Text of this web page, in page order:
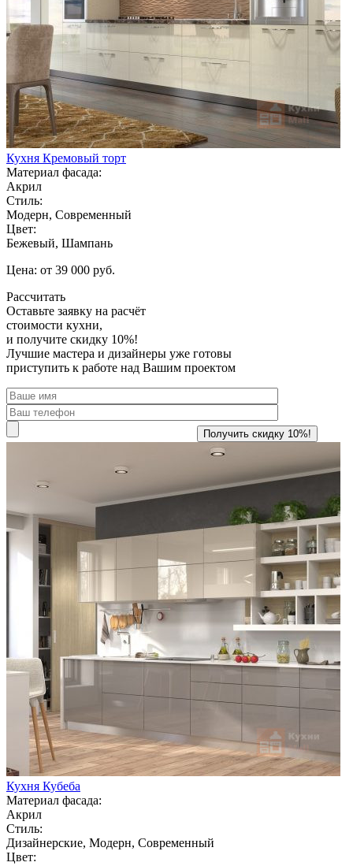
Кухня Кремовый торт
Материал фасада:
Акрил
Стиль:
Модерн, Современный
Цвет:
Бежевый, Шампань
Цена: от 39 000 руб.
Рассчитать
Оставьте заявку на расчёт
стоимости кухни,
и получите скидку 10%!
Лучшие мастера и дизайнеры уже готовы
приступить к работе над Вашим проектом
Кухня Кубеба
Материал фасада:
Акрил
Стиль:
Дизайнерские, Модерн, Современный
Цвет: